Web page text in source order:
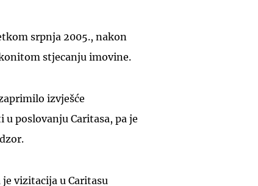
srpnja 2005., nakon
stjecanju imovine.
izvješće
poslovanju Caritasa, pa je
vizitacija u Caritasu